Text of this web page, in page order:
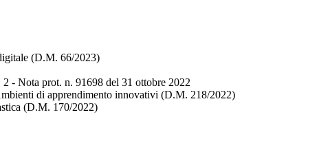
(D.M. 66/2023)
- Nota prot. n. 91698 del 31 ottobre 2022
di apprendimento innovativi (D.M. 218/2022)
(D.M. 170/2022)